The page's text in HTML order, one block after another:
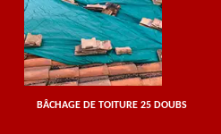
BÂCHAGE DE TOITURE 25 DOUBS